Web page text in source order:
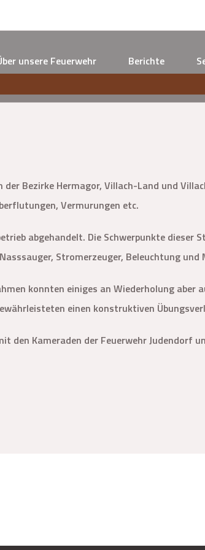
unsere Feuerwehr Berichte
der Bezirke Hermagor, Villach-Land und
Vermurungen etc.
abgehandelt. Die Schwerpunkte
Stromerzeuger, Beleuchtung
konnten einiges an Wiederholung aber
einen konstruktiven
den Kameraden der Feuerwehr Judendorf